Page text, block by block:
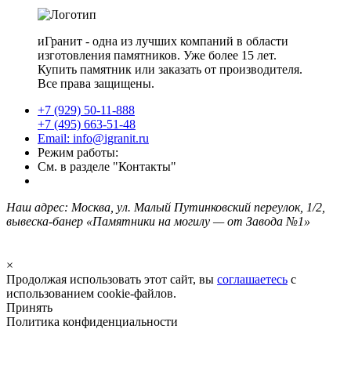
иГранит - одна из лучших компаний в области
изготовления памятников. Уже более 15 лет.
Купить памятник или заказать от производителя.
Все права защищены.
+7 (929) 50-11-888
+7 (495) 663-51-48
Email: info@igranit.ru
Режим работы:
См. в разделе "Контакты"
Наш адрес: Москва, ул. Малый Путинковский переулок, 1/2,
вывеска-банер «Памятники на могилу — от Завода №1»
×
Продолжая использовать этот сайт, вы соглашаетесь с
использованием cookie-файлов.
Принять
Политика конфиденциальности